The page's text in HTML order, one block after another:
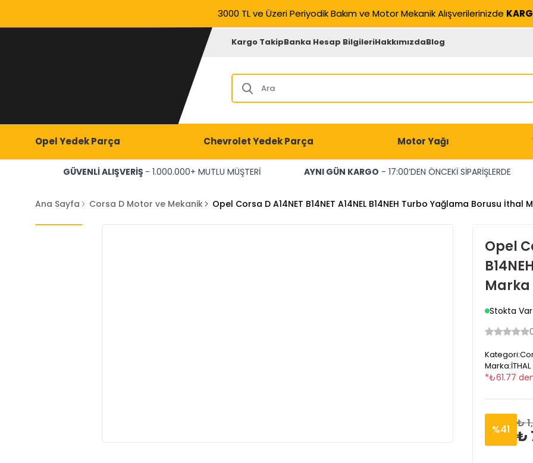
3000 TL ve Üzeri Periyodik Bakım ve Motor Mekanik Alışverilerinizde
Kargo TakipBanka Hesap BilgileriHakkımızdaBlog
Opel Yedek Parça Chevrolet Yedek Parça Motor Yağı
GÜVENLİ ALIŞVERİŞ - 1.000.000+ MUTLU MÜŞTERİ AYNI GÜN KARGO - 17:00’DEN ÖNCEKİ SİPARİŞLERDE
Ana Sayfa Corsa D Motor ve Mekanik Opel Corsa D A14NET B14NET A14NEL B14NEH Turbo Yağlama Borusu İthal
Opel
Marka
Stokta Var
Kategori:
Marka:İTHAL
*₺61.77
%41 ₺
₺